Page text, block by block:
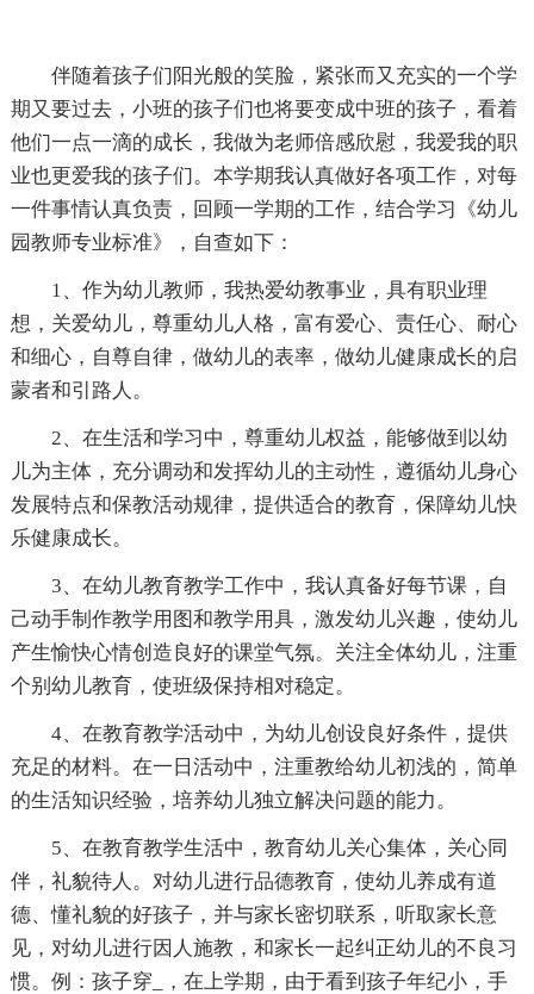
伴随着孩子们阳光般的笑脸，紧张而又充实的一个学
期又要过去，小班的孩子们也将要变成中班的孩子，看着
他们一点一滴的成长，我做为老师倍感欣慰，我爱我的职
业也更爱我的孩子们。本学期我认真做好各项工作，对每
一件事情认真负责，回顾一学期的工作，结合学习《幼儿
园教师专业标准》，自查如下：
1、作为幼儿教师，我热爱幼教事业，具有职业理
想，关爱幼儿，尊重幼儿人格，富有爱心、责任心、耐心
和细心，自尊自律，做幼儿的表率，做幼儿健康成长的启
蒙者和引路人。
2、在生活和学习中，尊重幼儿权益，能够做到以幼
儿为主体，充分调动和发挥幼儿的主动性，遵循幼儿身心
发展特点和保教活动规律，提供适合的教育，保障幼儿快
乐健康成长。
3、在幼儿教育教学工作中，我认真备好每节课，自
己动手制作教学用图和教学用具，激发幼儿兴趣，使幼儿
产生愉快心情创造良好的课堂气氛。关注全体幼儿，注重
个别幼儿教育，使班级保持相对稳定。
4、在教育教学活动中，为幼儿创设良好条件，提供
充足的材料。在一日活动中，注重教给幼儿初浅的，简单
的生活知识经验，培养幼儿独立解决问题的能力。
5、在教育教学生活中，教育幼儿关心集体，关心同
伴，礼貌待人。对幼儿进行品德教育，使幼儿养成有道
德、懂礼貌的好孩子，并与家长密切联系，听取家长意
见，对幼儿进行因人施教，和家长一起纠正幼儿的不良习
惯。例：孩子穿_，在上学期，由于看到孩子年纪小，手